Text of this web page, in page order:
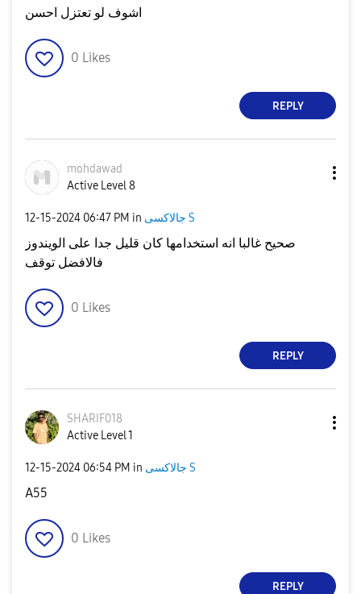
اشوف لو تعتزل احسن
0 Likes
REPLY
mohdawad
Active Level 8
‎12-15-2024 06:47 PM in جالاكسى S
صحيح غالبا انه استخدامها كان قليل جدا على الويندوز
فالافضل توقف
0 Likes
REPLY
SHARIF018
Active Level 1
‎12-15-2024 06:54 PM in جالاكسى S
A55
0 Likes
REPLY